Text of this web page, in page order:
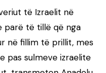
të Izraelit në
parë të tillë që nga
në fillim të prillit, mes
pas sulmeve izraelite